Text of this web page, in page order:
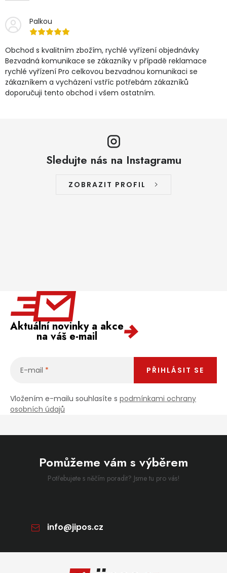
Jaký je aktuální stav mé objednávky?
Velkoobchodní spolupráce (B2B) Prodejna nářadí
Váš zákaznický účet
PODPORA
Palkou
Obchod s kvalitním zbožím, rychlé vyřízení objednávky
Bezvadná komunikace se zákazníky v případě reklamace
rychlé vyřízení Pro celkovou bezvadnou komunikaci se
zákazníkem a vycházení vstříc potřebám zákazníků
doporučuji tento obchod i všem ostatním.
Sledujte nás na Instagramu
ZOBRAZIT PROFIL
Aktuální novinky a akce
na váš e-mail
E-mail
Vložením e-mailu souhlasíte s podmínkami ochrany
osobních údajů
PŘIHLÁSIT SE
Pomůžeme vám s výběrem
Potřebujete s něčím poradit? Jsme tu pro vás!
info@jipos.cz